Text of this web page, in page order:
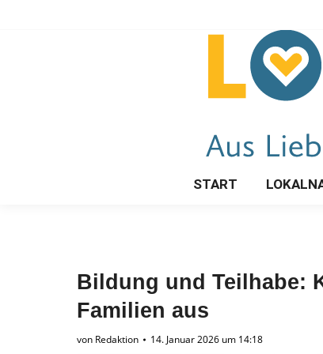
START
Bildung und Teilhabe:
Familien aus
von Redaktion 14. Januar 2026 um 14:18